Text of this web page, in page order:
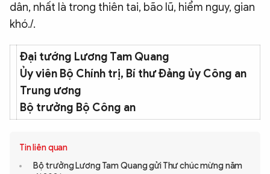
dân, nhất là trong thiên tai, bão lũ, hiểm nguy, gian
khó./.
Đại tướng Lương Tam Quang
Ủy viên Bộ Chính trị, Bí thư Đảng ủy Công an
Trung ương
Bộ trưởng Bộ Công an
Tin liên quan
Bộ trưởng Lương Tam Quang gửi Thư chúc mừng năm